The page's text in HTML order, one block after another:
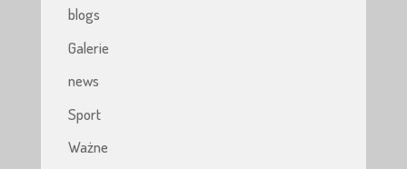
blogs
Galerie
news
Sport
Ważne